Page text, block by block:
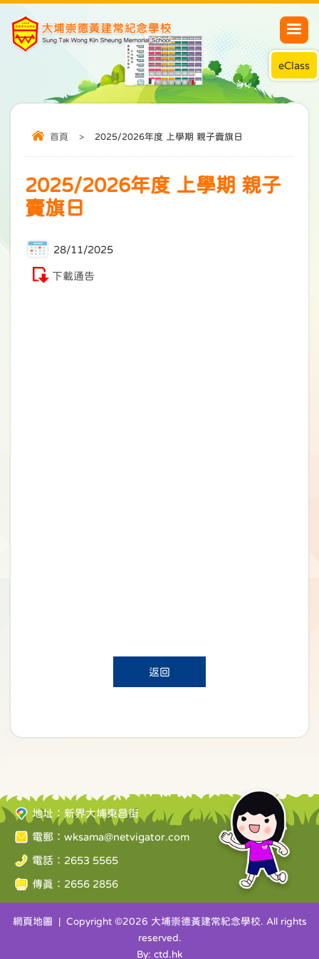
eClass
首頁 > 2025/2026年度 上學期 親子賣旗日
2025/2026年度 上學期 親子
賣旗日
28/11/2025
下載通告
返回
地址：新界大埔東昌街
電郵： wksama@netvigator.com
電話：2653 5565
傳真：2656 2856
網頁地圖 | Copyright ©2026 大埔崇德黃建常紀念學校. All rights
reserved.
By: ctd.hk